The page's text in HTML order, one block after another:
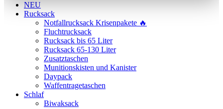
NEU
Rucksack
Notfallrucksack Krisenpakete 🔥
Fluchtrucksack
Rucksack bis 65 Liter
Rucksack 65-130 Liter
Zusatztaschen
Munitionskisten und Kanister
Daypack
Waffentragetaschen
Schlaf
Biwaksack